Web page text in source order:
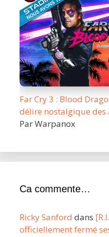
Far Cry 3 : Blood
délire nostalgique des
Par Warpanox
Ca commente…
Ricky Sanford dans
officiellement fermé